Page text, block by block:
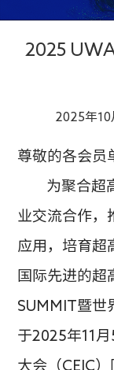
2025
2025年10
尊敬的各会员
为聚合超
业交流合作，
应用，培育超
国际先进的超
SUMMIT暨世
于2025年11
大会（CEIC）